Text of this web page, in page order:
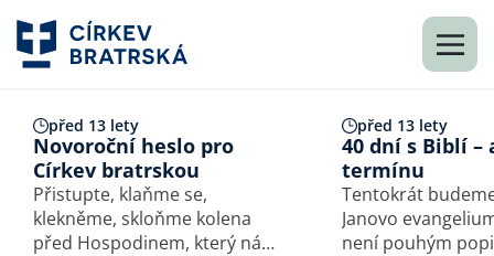
před 13 lety
Novoroční heslo pro
Církev bratrskou
Přistupte, klaňme se,
klekněme, skloňme kolena
před Hospodinem, který nás
před 13 lety
40 dní s Biblí –
termínu
Tentokrát
Janovo
není pouhým